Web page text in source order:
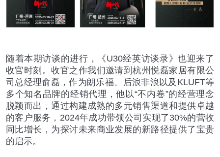
随着本期访谈的进行，《U30经英访谈录》也迎来了
收官时刻。收官之作我们邀请到杭州悦磊家居有限公
司总经理俞磊，作为朗乐福、后浪非浪以及 KLUFT等
多个知名品牌的经销代理，他以“不内卷”的经营理念
脱颖而出，通过构建成熟的多元销售渠道和提供卓越
的客户服务， 2024年成功带领公司实现了30%的营收
同比增长，为探讨未来商业发展的新路径提供了宝贵
的启示。